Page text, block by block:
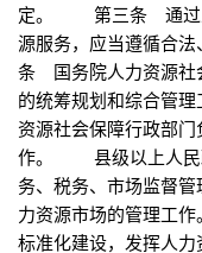
定。 第三条 通过人
源服务，应当遵循合
条 国务院人力资源社
的统筹规划和综合管
资源社会保障行政部
作。 县级以上人民
务、税务、市场监督
力资源市场的管理
标准化建设，发挥人力